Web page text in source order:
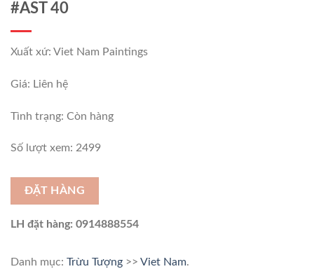
#AST 40
Xuất xứ: Viet Nam Paintings
Giá: Liên hệ
Tình trạng: Còn hàng
Số lượt xem: 2499
ĐẶT HÀNG
LH đặt hàng: 0914888554
Danh mục: Trừu Tượng >> Viet Nam.